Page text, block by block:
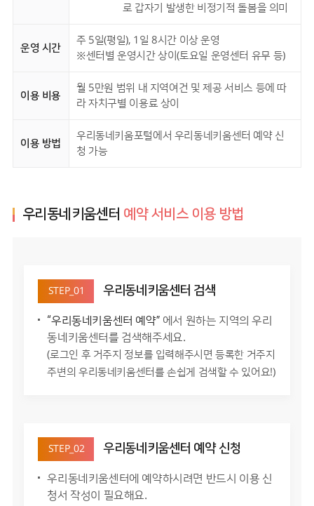
로 갑자기 발생한 비정기적 돌봄을 의미
운영 시간
주 5일(평일), 1일 8시간 이상 운영
※센터별 운영시간 상이(토요일 운영센터 유무 등)
이용 비용
월 5만원 범위 내 지역여건 및 제공 서비스 등에 따
라 자치구별 이용료 상이
이용 방법
우리동네키움포털에서 우리동네키움센터 예약 신
청 가능
우리동네키움센터 예약 서비스 이용 방법
STEP_01 우리동네키움센터 검색
“우리동네키움센터 예약” 에서 원하는 지역의 우리
동네키움센터를 검색해주세요.
(로그인 후 거주지 정보를 입력해주시면 등록한 거주지
주변의 우리동네키움센터를 손쉽게 검색할 수 있어요!)
STEP_02 우리동네키움센터 예약 신청
우리동네키움센터에 예약하시려면 반드시 이용 신
청서 작성이 필요해요.